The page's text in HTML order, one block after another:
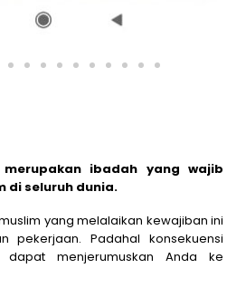
ibadah yang wajib
di seluruh dunia.
yang melalaikan kewajiban ini
pekerjaan. Padahal konsekuensi
dapat menjerumuskan Anda ke